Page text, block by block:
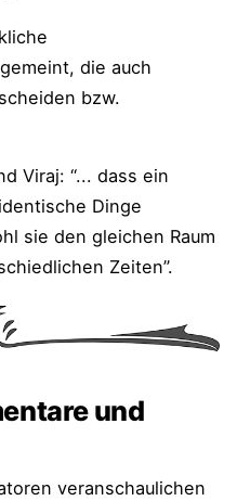
die auch
bzw.
Viraj: “... dass ein
Dinge
sie den gleichen Raum
Zeiten”.
und
veranschaulichen